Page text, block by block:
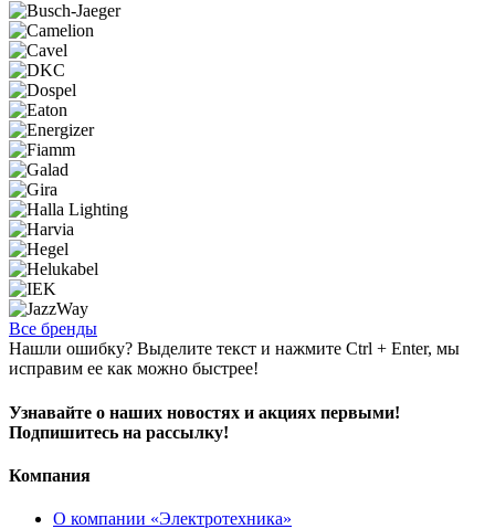
Все бренды
Нашли ошибку? Выделите текст и нажмите Ctrl + Enter, мы
исправим ее как можно быстрее!
Узнавайте о наших новостях и акциях первыми!
Подпишитесь на рассылку!
Компания
О компании «Электротехника»